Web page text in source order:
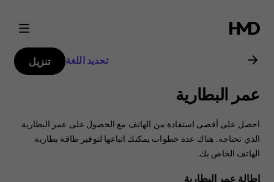
دليل
مستخدم
هاتف
Nokia
3.4
تحديد اللغة تنزيل
عمر البطارية
احصل على أقصى استفادة من الهاتف مع الحصول على عمر البطارية
الذي تحتاجه. هناك عدة خطوات يمكنك اتباعها لتوفير طاقة بطارية
الهاتف الخاص بك.
إطالة عمر البطارية